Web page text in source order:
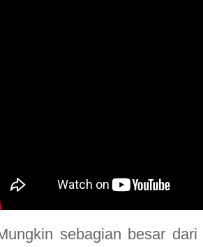
sebagian besar